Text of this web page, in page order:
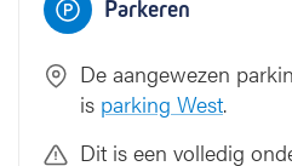
Parkeren
De aangewezen
is parking West.
Dit is een volledig